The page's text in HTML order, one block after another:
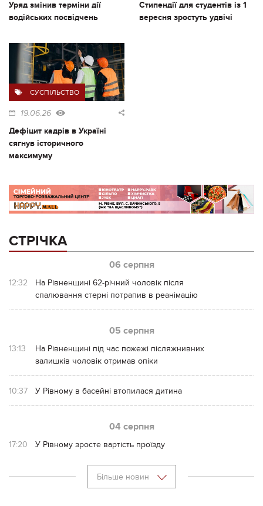
Уряд змінив терміни дії
водійських посвідчень
Стипендії для студентів із 1
вересня зростуть удвічі
СУСПІЛЬСТВО
19.06.26
Дефіцит кадрів в Україні
сягнув історичного
максимуму
СТРІЧКА
06 серпня
12:32
На Рівненщині 62-річний чоловік після
спалювання стерні потрапив в реанімацію
05 серпня
13:13
На Рівненщині під час пожежі післяжнивних
залишків чоловік отримав опіки
10:37 У Рівному в басейні втопилася дитина
04 серпня
17:20 У Рівному зросте вартість проїзду
Більше новин